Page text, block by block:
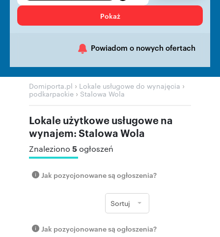
Pokaż
Powiadom o nowych ofertach
Domiporta.pl › Lokale usługowe do wynajęcia ›
podkarpackie › Stalowa Wola
Lokale użytkowe usługowe na
wynajem: Stalowa Wola
Znaleziono 5ogłoszeń
Jak pozycjonowane są ogłoszenia?
Sortuj
Jak pozycjonowane są ogłoszenia?